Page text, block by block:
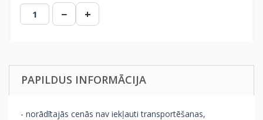
− +
PAPILDUS INFORMĀCIJA
- norādītajās cenās nav iekļauti transportēšanas,